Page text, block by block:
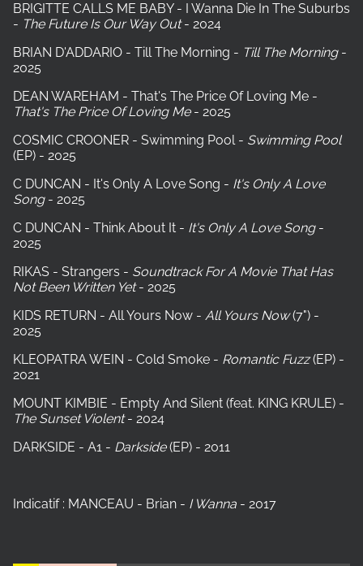
BRIGITTE CALLS ME BABY - I Wanna Die In The Suburbs
- The Future Is Our Way Out- 2024
BRIAN D'ADDARIO - Till The Morning - Till The Morning-
2025
DEAN WAREHAM - That's The Price Of Loving Me -
That's The Price Of Loving Me- 2025
COSMIC CROONER - Swimming Pool - Swimming Pool
(EP) - 2025
C DUNCAN - It's Only A Love Song - It's Only A Love
Song - 2025
C DUNCAN - Think About It - It's Only A Love Song-
2025
RIKAS - Strangers - Soundtrack For A Movie That Has
Not Been Written Yet- 2025
KIDS RETURN - All Yours Now - All Yours Now(7") -
2025
KLEOPATRA WEIN - Cold Smoke - Romantic Fuzz(EP) -
2021
MOUNT KIMBIE - Empty And Silent (feat. KING KRULE) -
The Sunset Violent- 2024
DARKSIDE - A1 - Darkside(EP) - 2011
Indicatif : MANCEAU - Brian - I Wanna - 2017